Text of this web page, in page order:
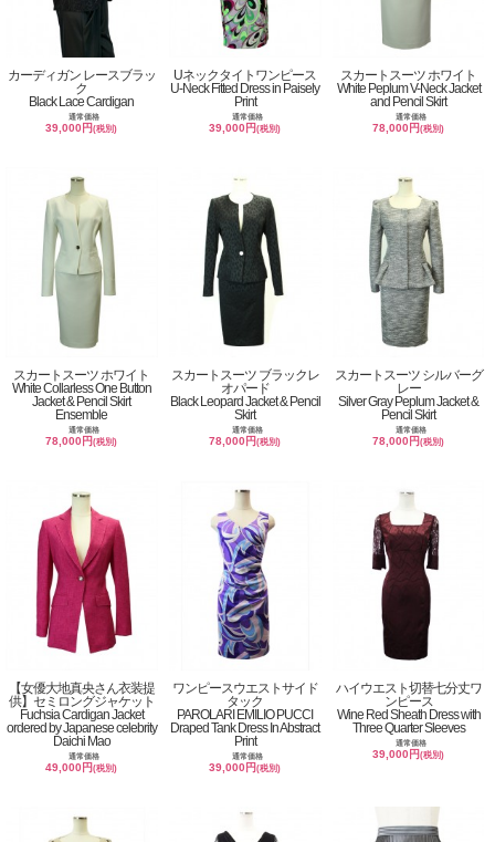
カーディガン レースブラッ
ク
Black Lace Cardigan
通常価格
39,000円(税別)
Uネックタイトワンピース
U-Neck Fitted Dress in Paisely
Print
通常価格
39,000円(税別)
スカートスーツ ホワイト
White Peplum V-Neck Jacket
and Pencil Skirt
通常価格
78,000円(税別)
スカートスーツ ホワイト
White Collarless One Button
Jacket & Pencil Skirt
Ensemble
通常価格
78,000円(税別)
スカートスーツ ブラックレ
オパード
Black Leopard Jacket & Pencil
Skirt
通常価格
78,000円(税別)
スカートスーツ シルバーグ
レー
Silver Gray Peplum Jacket &
Pencil Skirt
通常価格
78,000円(税別)
【女優大地真央さん衣装提
供】セミロングジャケット
Fuchsia Cardigan Jacket
ordered by Japanese celebrity
Daichi Mao
通常価格
49,000円(税別)
ワンピースウエストサイド
タック
PAROLARI EMILIO PUCCI
Draped Tank Dress In Abstract
Print
通常価格
39,000円(税別)
ハイウエスト切替七分丈ワ
ンピース
Wine Red Sheath Dress with
Three Quarter Sleeves
通常価格
39,000円(税別)